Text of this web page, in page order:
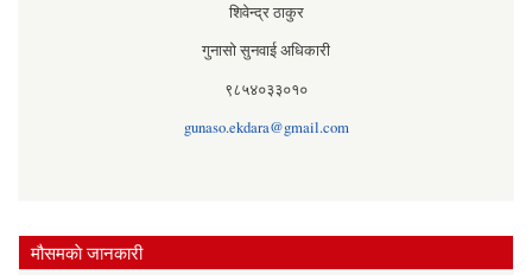
शिवेन्द्र ठाकुर
गुनासो सुनवाई अधिकारी
९८५४०३३०१०
gunaso.ekdara@gmail.com
मौसमकाे जानकारी